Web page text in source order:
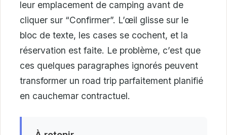
leur emplacement de camping avant de
cliquer sur “Confirmer”. L’œil glisse sur le
bloc de texte, les cases se cochent, et la
réservation est faite. Le problème, c’est que
ces quelques paragraphes ignorés peuvent
transformer un road trip parfaitement planifié
en cauchemar contractuel.